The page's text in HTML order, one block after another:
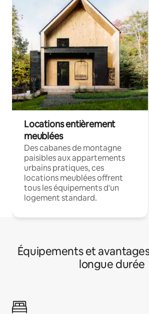
Locations entièrement
meublées
Des cabanes de montagne
paisibles aux appartements
urbains pratiques, ces
locations meublées offrent
tous les équipements d'un
logement standard.
Équipements et
longue durée